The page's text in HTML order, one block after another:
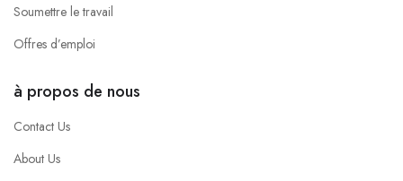
Soumettre le travail
Offres d’emploi
à propos de nous
Contact Us
About Us